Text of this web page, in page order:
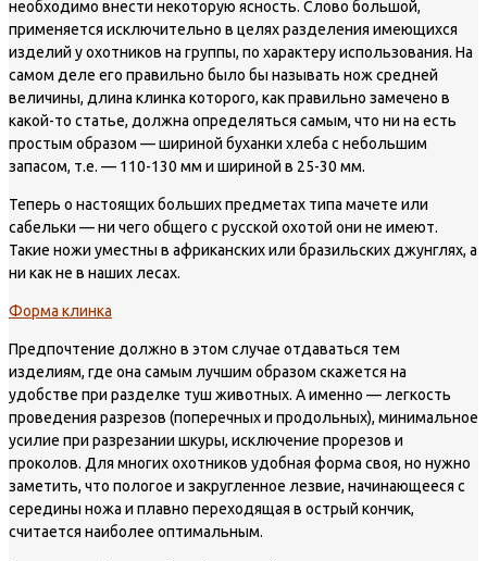
необходимо внести некоторую ясность. Слово большой,
применяется исключительно в целях разделения имеющихся
изделий у охотников на группы, по характеру использования. На
самом деле его правильно было бы называть нож средней
величины, длина клинка которого, как правильно замечено в
какой-то статье, должна определяться самым, что ни на есть
простым образом — шириной буханки хлеба с небольшим
запасом, т.е. — 110-130 мм и шириной в 25-30 мм.
Теперь о настоящих больших предметах типа мачете или
сабельки — ни чего общего с русской охотой они не имеют.
Такие ножи уместны в африканских или бразильских джунглях, а
ни как не в наших лесах.
Форма клинка
Предпочтение должно в этом случае отдаваться тем
изделиям, где она самым лучшим образом скажется на
удобстве при разделке туш животных. А именно — легкость
проведения разрезов (поперечных и продольных), минимальное
усилие при разрезании шкуры, исключение прорезов и
проколов. Для многих охотников удобная форма своя, но нужно
заметить, что пологое и закругленное лезвие, начинающееся с
середины ножа и плавно переходящая в острый кончик,
считается наиболее оптимальным.